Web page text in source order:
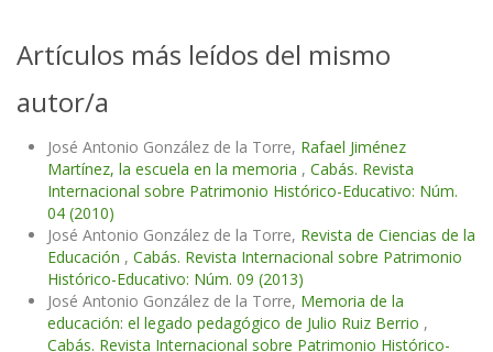
Artículos más leídos del mismo
autor/a
José Antonio González de la Torre, Rafael Jiménez
Martínez, la escuela en la memoria , Cabás. Revista
Internacional sobre Patrimonio Histórico-Educativo: Núm.
04 (2010)
José Antonio González de la Torre, Revista de Ciencias de la
Educación , Cabás. Revista Internacional sobre Patrimonio
Histórico-Educativo: Núm. 09 (2013)
José Antonio González de la Torre, Memoria de la
educación: el legado pedagógico de Julio Ruiz Berrio ,
Cabás. Revista Internacional sobre Patrimonio Histórico-